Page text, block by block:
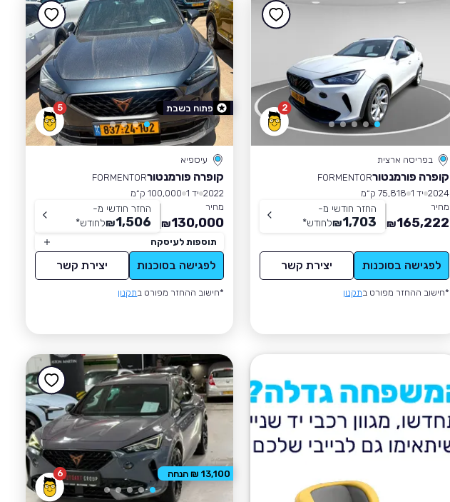
2
בפריסה ארצית
קופרה פורמנטורFORMENTOR
2024 יד 1
75,818 ק״מ
מחיר
165,222
₪
החזר חודשי מ-
1,703
₪לחודש*
לפגישה בסוכנות יצירת קשר
*חישוב ההחזר מפורט בתקנון
5
עיספיא
קופרה פורמנטורFORMENTOR
2022 יד 1
100,000 ק״מ
מחיר
130,000
₪
החזר חודשי מ-
1,506
₪לחודש*
תוספות לעיסקה
לפגישה בסוכנות יצירת קשר
*חישוב ההחזר מפורט בתקנון
פתוח בשבת
6 13,100 ₪ הנחה